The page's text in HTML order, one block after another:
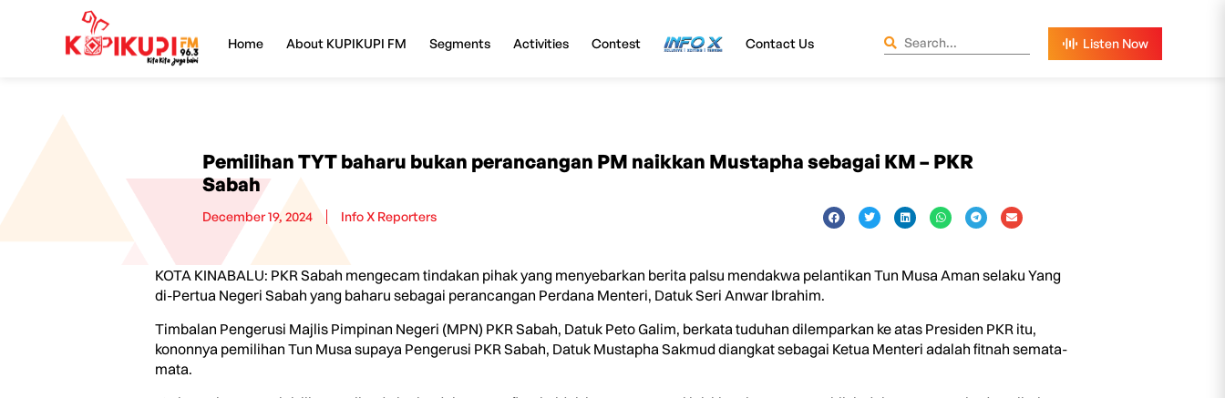
Home About KUPIKUPI FM Segments Activities Contest InfoX Contact Us
Pemilihan TYT baharu bukan perancangan PM naikkan Mustapha sebagai KM – PKR
Sabah
December 19, 2024 Info X Reporters
KOTA KINABALU: PKR Sabah mengecam tindakan pihak yang menyebarkan berita palsu mendakwa pelantikan Tun Musa Aman selaku Yang
di-Pertua Negeri Sabah yang baharu sebagai perancangan Perdana Menteri, Datuk Seri Anwar Ibrahim.
Timbalan Pengerusi Majlis Pimpinan Negeri (MPN) PKR Sabah, Datuk Peto Galim, berkata tuduhan dilemparkan ke atas Presiden PKR itu,
kononnya pemilihan Tun Musa supaya Pengerusi PKR Sabah, Datuk Mustapha Sakmud diangkat sebagai Ketua Menteri adalah fitnah semata-
mata.